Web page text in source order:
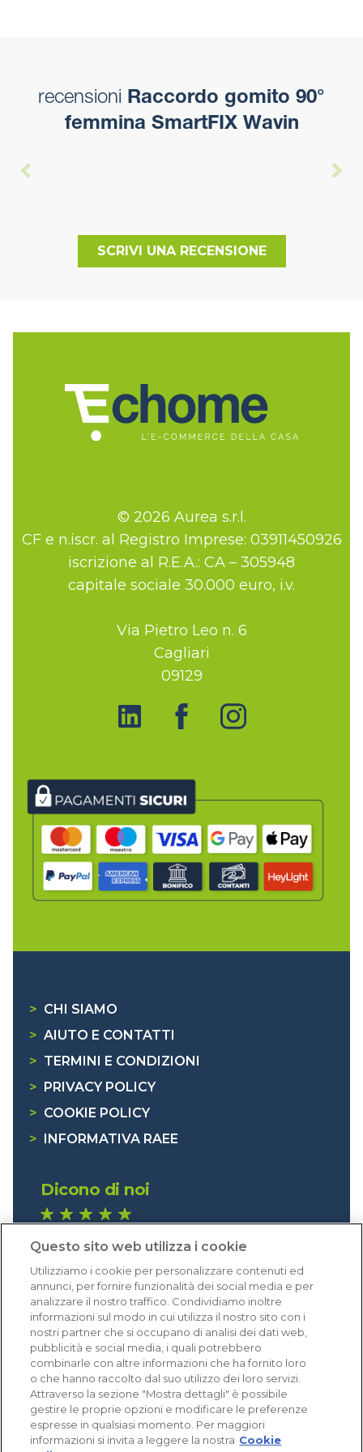
recensioni Raccordo gomito 90°
femmina SmartFIX Wavin
SCRIVI UNA RECENSIONE
© 2026 Aurea s.r.l.
CF e n.iscr. al Registro Imprese: 03911450926
iscrizione al R.E.A.: CA – 305948
capitale sociale 30.000 euro, i.v.
Via Pietro Leo n. 6
Cagliari
09129
> CHI SIAMO
> AIUTO E CONTATTI
> TERMINI E CONDIZIONI
>
PRIVACY POLICY
> COOKIE POLICY
>
INFORMATIVA RAEE
Dicono di noi
Eccellente (4,8)
Acquisti verificati
Questo sito web utilizza i cookie
Utilizziamo i cookie per personalizzare contenuti ed
annunci, per fornire funzionalità dei social media e per
analizzare il nostro traffico. Condividiamo inoltre
informazioni sul modo in cui utilizza il nostro sito con i
nostri partner che si occupano di analisi dei dati web,
pubblicità e social media, i quali potrebbero
combinarle con altre informazioni che ha fornito loro
o che hanno raccolto dal suo utilizzo dei loro servizi.
Attraverso la sezione "Mostra dettagli" è possibile
gestire le proprie opzioni e modificare le preferenze
espresse in qualsiasi momento. Per maggiori
informazioni si invita a leggere la nostra Cookie